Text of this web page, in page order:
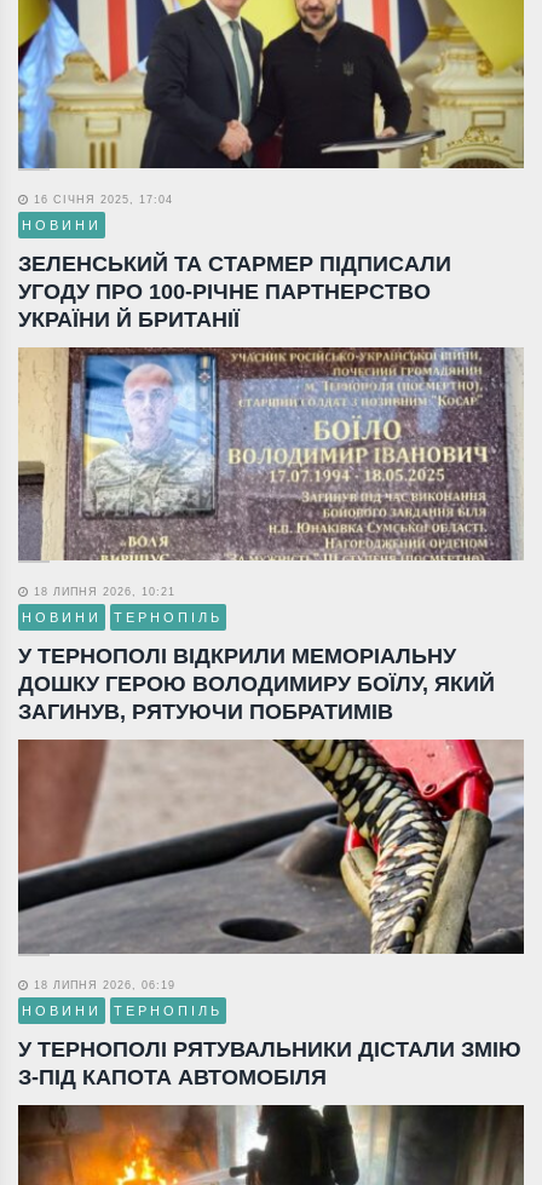
16 СІЧНЯ 2025, 17:04
НОВИНИ
ЗЕЛЕНСЬКИЙ ТА СТАРМЕР ПІДПИСАЛИ
УГОДУ ПРО 100-РІЧНЕ ПАРТНЕРСТВО
УКРАЇНИ Й БРИТАНІЇ
18 ЛИПНЯ 2026, 10:21
НОВИНИ ТЕРНОПІЛЬ
У ТЕРНОПОЛІ ВІДКРИЛИ МЕМОРІАЛЬНУ
ДОШКУ ГЕРОЮ ВОЛОДИМИРУ БОЇЛУ, ЯКИЙ
ЗАГИНУВ, РЯТУЮЧИ ПОБРАТИМІВ
18 ЛИПНЯ 2026, 06:19
НОВИНИ ТЕРНОПІЛЬ
У ТЕРНОПОЛІ РЯТУВАЛЬНИКИ ДІСТАЛИ ЗМІЮ
З-ПІД КАПОТА АВТОМОБІЛЯ